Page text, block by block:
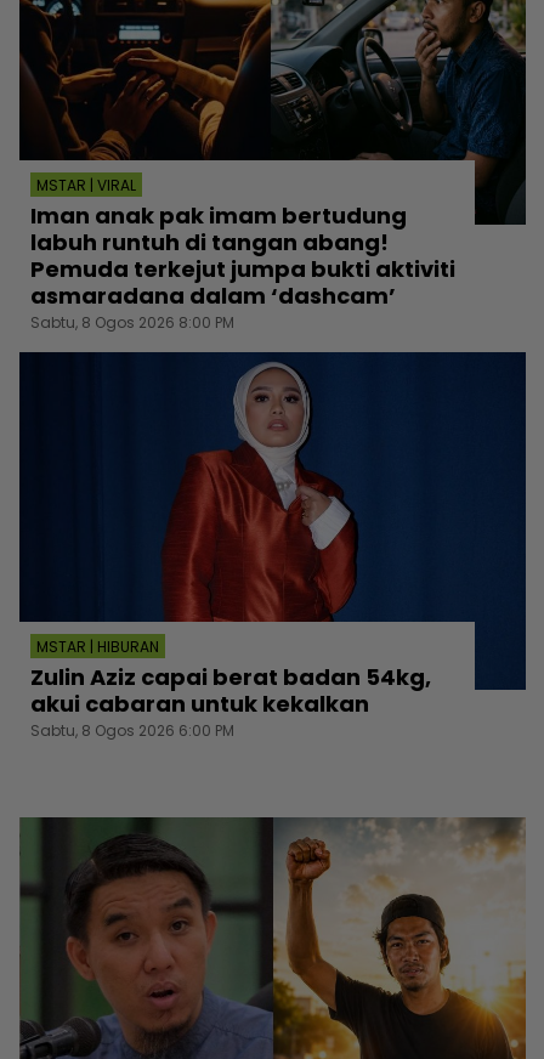
MSTAR | VIRAL
Iman anak pak imam bertudung
labuh runtuh di tangan abang!
Pemuda terkejut jumpa bukti aktiviti
asmaradana dalam ‘dashcam’
Sabtu, 8 Ogos 2026 8:00 PM
MSTAR | HIBURAN
Zulin Aziz capai berat badan 54kg,
akui cabaran untuk kekalkan
Sabtu, 8 Ogos 2026 6:00 PM